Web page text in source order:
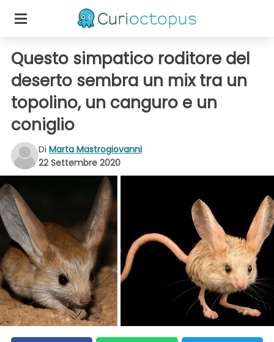
Questo simpatico roditore del
deserto sembra un mix tra un
topolino, un canguro e un
coniglio
Di Marta Mastrogiovanni
22 Settembre 2020